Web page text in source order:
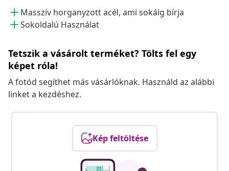
Masszív horganyzott acél, ami sokáig bírja
Sokoldalú Használat
Tetszik a vásárolt terméket? Tölts fel egy
képet róla!
A fotód segíthet más vásárlóknak. Használd az alábbi
linket a kezdéshez.
Kép feltöltése